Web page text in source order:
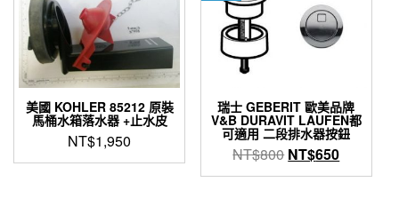
美國 KOHLER 85212 原裝
馬桶水箱落水器 +止水皮
NT$1,950
瑞士 GEBERIT 歐美品牌
V&B DURAVIT LAUFEN都
可適用 二段排水器按鈕
NT$800 原
始
NT$650目
前